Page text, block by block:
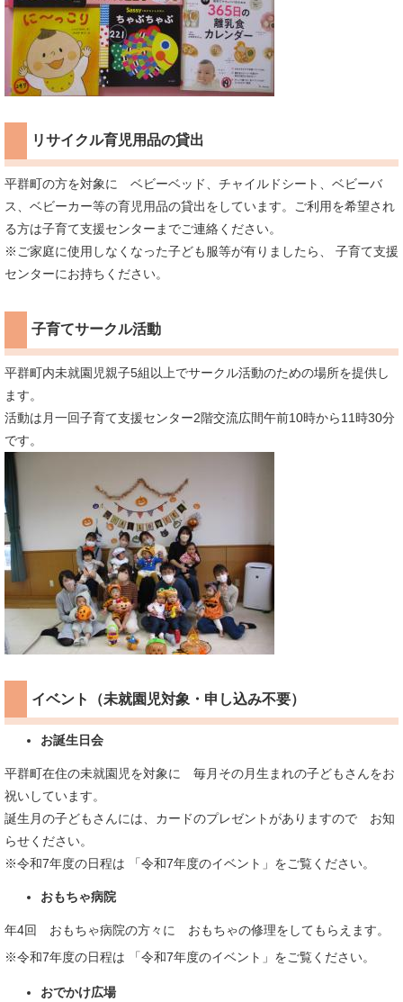
リサイクル育児用品の貸出
平群町の方を対象に ベビーベッド、チャイルドシート、ベビーバ
ス、ベビーカー等の育児用品の貸出をしています。ご利用を希望され
る方は子育て支援センターまでご連絡ください。
​※ご家庭に使用しなくなった子ども服等が有りましたら、 子育て支援
センターにお持ちください。
子育てサークル活動
平群町内未就園児親子5組以上でサークル活動のための場所を提供し
ます。
活動は月一回子育て支援センター2階交流広間午前10時から11時30分
です。
イベント（未就園児対象・申し込み不要）
お誕生日会
平群町在住の未就園児を対象に 毎月その月生まれの子どもさんをお
祝いしています。
誕生月の子どもさんには、​カードのプレゼントがありますので お知
らせください。
※令和7年度の日程は 「令和7年度のイベント」をご覧ください。
おもちゃ病院
年4回 おもちゃ病院の方々に おもちゃの修理をしてもらえます。
※令和7年度の日程は 「令和7年度のイベント」をご覧ください。
おでかけ広場